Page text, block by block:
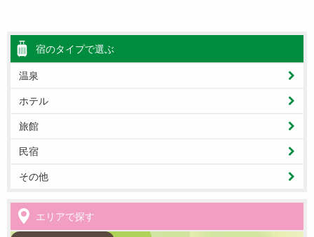
宿のタイプで選ぶ
温泉
ホテル
旅館
民宿
その他
エリアで探す